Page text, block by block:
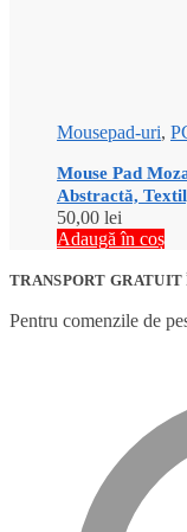
Mousepad-uri,
Mouse Pad
Abstractă,
50,00 lei
Adaugă în coș
TRANSPORT
Pentru comenzile de